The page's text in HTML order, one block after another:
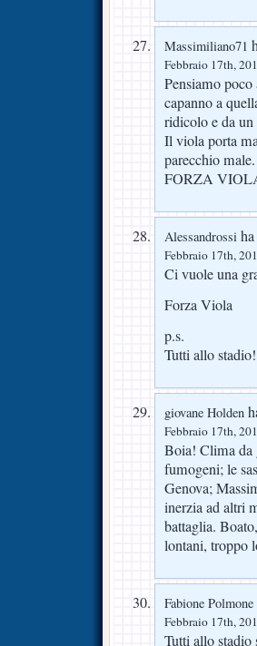
Massimiliano71
Febbraio 17th,
Pensiamo
capanno a
ridicolo e da un
Il viola porta
parecchio male.
FORZA
Alessandrossi
Febbraio 17th,
Ci vuole una
Forza Viola
p.s.
Tutti allo
giovane Holden
Febbraio 17th,
Boia! Clima da
fumogeni; le
Genova;
inerzia ad altri
battaglia.
lontani, troppo
Fabione Polmone
Febbraio 17th,
Tutti allo stadio